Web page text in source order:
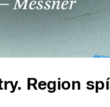
Region